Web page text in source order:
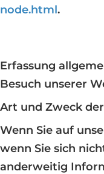
node.html.
Erfassung
Besuch unserer
Art und Zweck
Wenn Sie auf
wenn Sie sich
anderweitig